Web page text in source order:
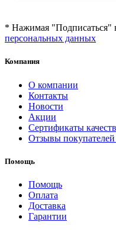
* Нажимая "Подписаться"
персональных данных
Компания
О компании
Контакты
Новости
Акции
Сертификаты
Отзывы покупателей
Помощь
Помощь
Оплата
Доставка
Гарантии